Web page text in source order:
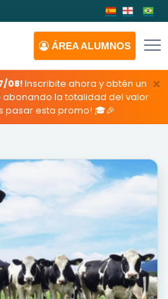
ÁREAALUMNOS
×
08!Inscribite ahora y obtén un
abonando la totalidad del valor
pasar esta promo! 🎓🎉